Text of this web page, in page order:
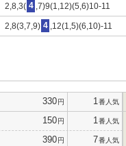
2,8,3( 4 ,7)9(1,12)(5,6)10-11
2,8(3,7,9) 4 ,12(1,5)(6,10)-11
330円 1 番人気
150円 1 番人気
390円 7番人気